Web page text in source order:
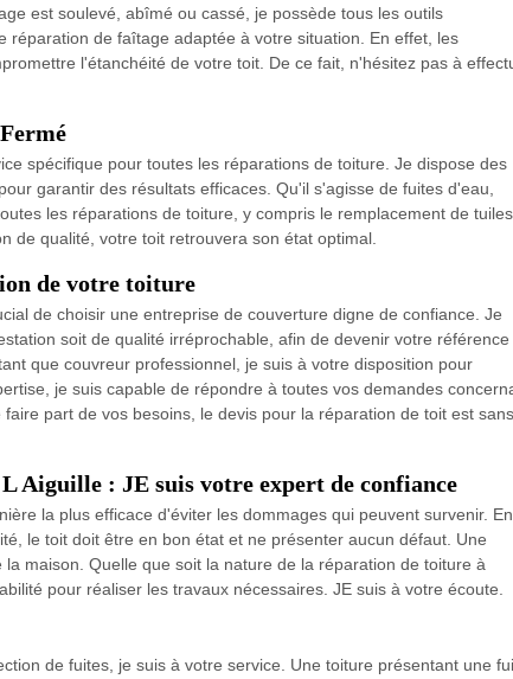
est soulevé, abîmé ou cassé, je possède tous les outils
réparation de faîtage adaptée à votre situation. En effet, les
l'étanchéité de votre toit. De ce fait, n'hésitez pas à
spécifique pour toutes les réparations de toiture. Je dispose des
garantir des résultats efficaces. Qu'il s'agisse de fuites d'eau,
les réparations de toiture, y compris le remplacement de
de qualité, votre toit retrouvera son état optimal.
de votre toiture
de choisir une entreprise de couverture digne de confiance. Je
soit de qualité irréprochable, afin de devenir votre référence
que couvreur professionnel, je suis à votre disposition pour
je suis capable de répondre à toutes vos demandes
part de vos besoins, le devis pour la réparation de toit est sans
Aiguille : JE suis votre expert de confiance
la plus efficace d'éviter les dommages qui peuvent survenir. En
le toit doit être en bon état et ne présenter aucun défaut. Une
maison. Quelle que soit la nature de la réparation de toiture à
pour réaliser les travaux nécessaires. JE suis à votre écoute.
de fuites, je suis à votre service. Une toiture présentant une